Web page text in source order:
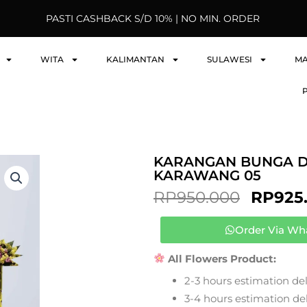
PASTI CASHBACK S/D 10% | NO MIN. ORDER
WITA KALIMANTAN SULAWESI
KARANGAN BUNGA
KARAWANG 05
RP950.000
PRICE
WAS:
RP
Order Via
All Flowers Product:
2-3 hours estimation
3-4 hours estimation